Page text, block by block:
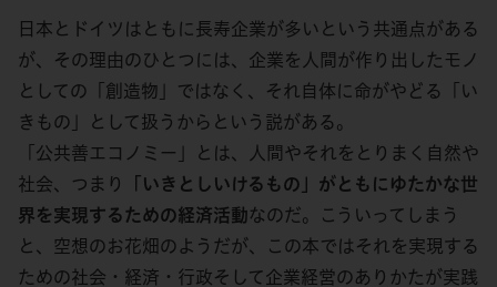
日本とドイツはともに長寿企業が多いという共通点がある
が、その理由のひとつには、企業を人間が作り出したモノ
としての「創造物」ではなく、それ自体に命がやどる「い
きもの」として扱うからという説がある。
「公共善エコノミー」とは、人間やそれをとりまく自然や
社会、つまり
「いきとしいけるもの」がともにゆたかな世
界を実現するための経済活動なのだ。こういってしまう
と、空想のお花畑のようだが、この本ではそれを実現する
ための社会・経済・行政そして企業経営のありかたが実践